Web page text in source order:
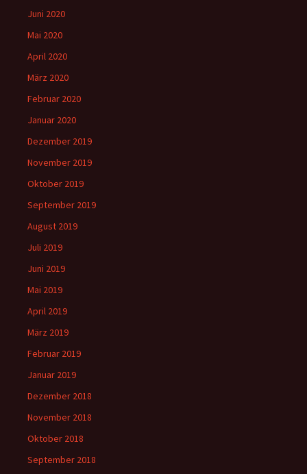
Juni 2020
Mai 2020
April 2020
März 2020
Februar 2020
Januar 2020
Dezember 2019
November 2019
Oktober 2019
September 2019
August 2019
Juli 2019
Juni 2019
Mai 2019
April 2019
März 2019
Februar 2019
Januar 2019
Dezember 2018
November 2018
Oktober 2018
September 2018